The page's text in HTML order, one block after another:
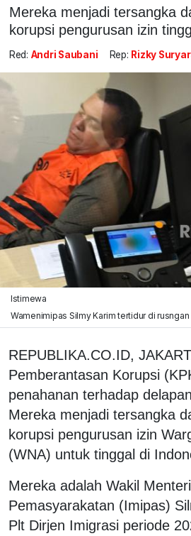
Mereka menjadi tersangka
korupsi pengurusan izin
Red: Andri Saubani Rep: Rizky
Istimewa
Wamenimipas Silmy Karim tertidur di
REPUBLIKA.CO.ID,
Pemberantasan Korupsi
penahanan terhadap
Mereka menjadi tersangka
korupsi pengurusan izin
(WNA) untuk tinggal di
Mereka adalah Wakil
Pemasyarakatan (Imipas)
Plt Dirjen Imigrasi periode